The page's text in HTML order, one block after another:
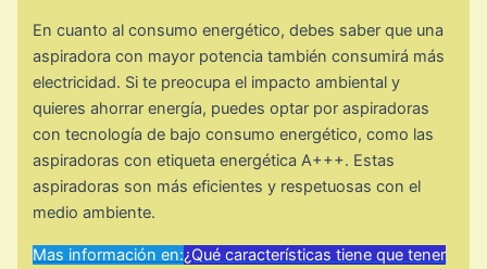
En cuanto al consumo energético, debes saber que una
aspiradora con mayor potencia también consumirá más
electricidad. Si te preocupa el impacto ambiental y
quieres ahorrar energía, puedes optar por aspiradoras
con tecnología de bajo consumo energético, como las
aspiradoras con etiqueta energética A+++. Estas
aspiradoras son más eficientes y respetuosas con el
medio ambiente.
Mas información en:¿Qué características tiene que tener